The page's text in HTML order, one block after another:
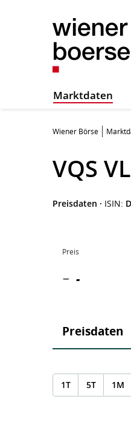
Marktdaten
Wiener Börse
VQS
Preisdaten · ISIN:
Preis
-
Preisdaten
1T 5T 1M
Chart